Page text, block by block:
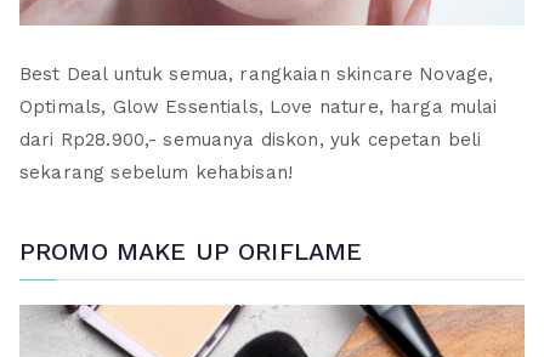
Best Deal untuk semua, rangkaian skincare Novage,
Optimals, Glow Essentials, Love nature, harga mulai
dari Rp28.900,- semuanya diskon, yuk cepetan beli
sekarang sebelum kehabisan!
PROMO MAKE UP ORIFLAME